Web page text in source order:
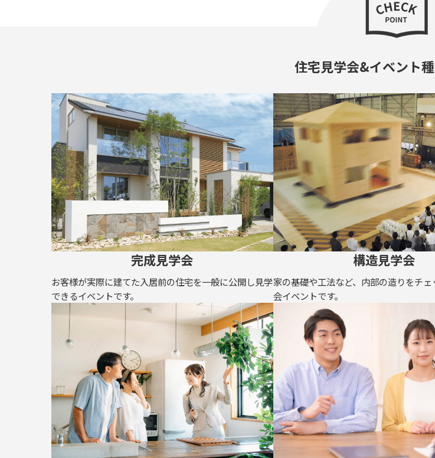
住宅見学会&イベント
完成見学会
お客様が実際に建てた入居前の住宅を一般に公開し見学
できるイベントです。
構造見学会
家の基礎や工法など、内部の造りをチ
会イベントです。